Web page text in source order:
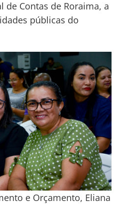
de Contas de Roraima, a
públicas do
e Orçamento, Eliana